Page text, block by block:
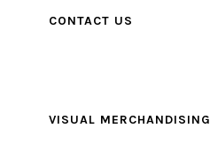
CONTACT US
VISUAL MERCHANDISING